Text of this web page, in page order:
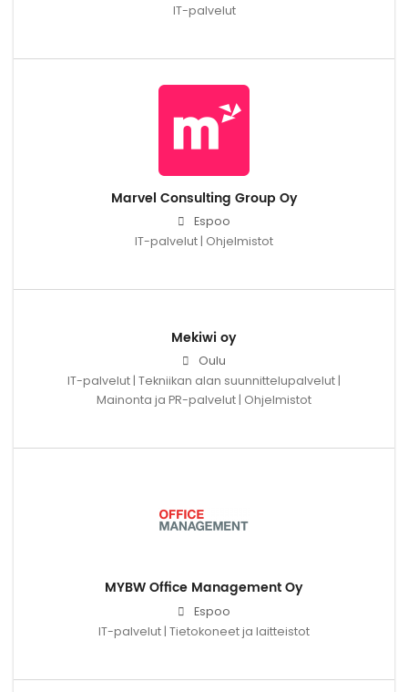
IT-palvelut
Marvel Consulting Group Oy
Espoo
IT-palvelut | Ohjelmistot
Mekiwi oy
Oulu
IT-palvelut | Tekniikan alan suunnittelupalvelut |
Mainonta ja PR-palvelut | Ohjelmistot
MYBW Office Management Oy
Espoo
IT-palvelut | Tietokoneet ja laitteistot